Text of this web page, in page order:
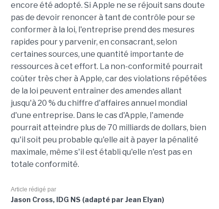
encore été adopté. Si Apple ne se réjouit sans doute
pas de devoir renoncer à tant de contrôle pour se
conformer à la loi, l'entreprise prend des mesures
rapides pour y parvenir, en consacrant, selon
certaines sources, une quantité importante de
ressources à cet effort. La non-conformité pourrait
coûter très cher à Apple, car des violations répétées
de la loi peuvent entraîner des amendes allant
jusqu'à 20 % du chiffre d'affaires annuel mondial
d'une entreprise. Dans le cas d'Apple, l'amende
pourrait atteindre plus de 70 milliards de dollars, bien
qu'il soit peu probable qu'elle ait à payer la pénalité
maximale, même s'il est établi qu'elle n'est pas en
totale conformité.
Article rédigé par
Jason Cross, IDG NS (adapté par Jean Elyan)